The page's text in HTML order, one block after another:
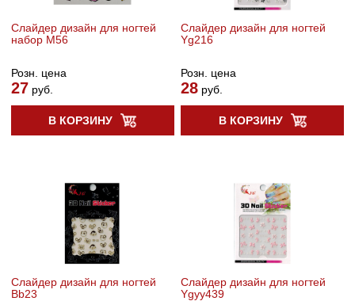
Слайдер дизайн для ногтей
набор M56
Розн. цена
27 руб.
В КОРЗИНУ
Cлайдер дизайн для ногтей
Yg216
Розн. цена
28 руб.
В КОРЗИНУ
Cлайдер дизайн для ногтей
Bb23
Cлайдер дизайн для ногтей
Ygyy439